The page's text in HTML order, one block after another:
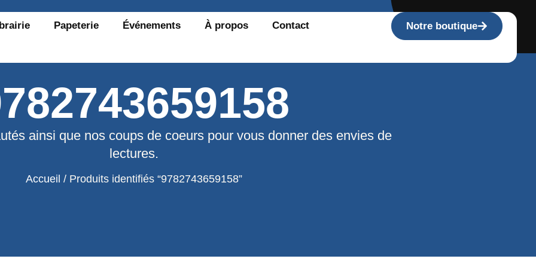
Papeterie Événements À propos Contact Notre boutique
ainsi que nos coups de coeurs pour vous donner des envies de
lectures.
Accueil / Produits identifiés “9782743659158”